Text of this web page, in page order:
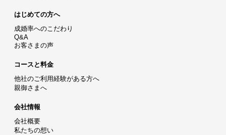
はじめての方へ
成婚率へのこだわり
Q&A
お客さまの声
コースと料金
他社のご利用経験がある方へ
親御さまへ
会社情報
会社概要
私たちの想い